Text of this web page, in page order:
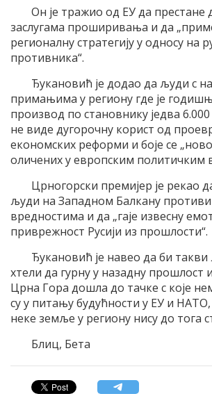
Он је тражио од ЕУ да престане
заслугама проширивања и да
регионалну стратегију у односу на
противника“.
Ђукановић је додао да људи с
примањима у региону где је
производ по становнику једва
не виде дугорочну корист од
економских реформи и боје се
оличених у европским политичким
Црногорски премијер је рекао
људи на Западном Балкану
вредностима и да „гаје извесну
приврежност Русији из прошлости“.
Ђукановић је навео да би
хтели да гурну у назадну прошлост
Црна Гора дошла до тачке с које
су у питању будућности у ЕУ и
неке земље у региону нису до тога
Блиц, Бета